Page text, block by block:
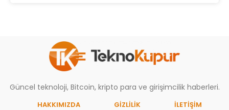
Güncel teknoloji, Bitcoin, kripto para ve girişimcilik haberleri.
HAKKIMIZDA GIZLILIK İLETİŞİM